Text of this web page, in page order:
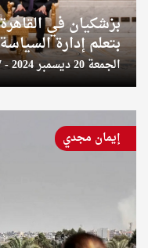
بزشكيان في
بتعلم إدارة
الجمعة 20 ديسمبر 2024 - 10:57:37
إيمان مجدي